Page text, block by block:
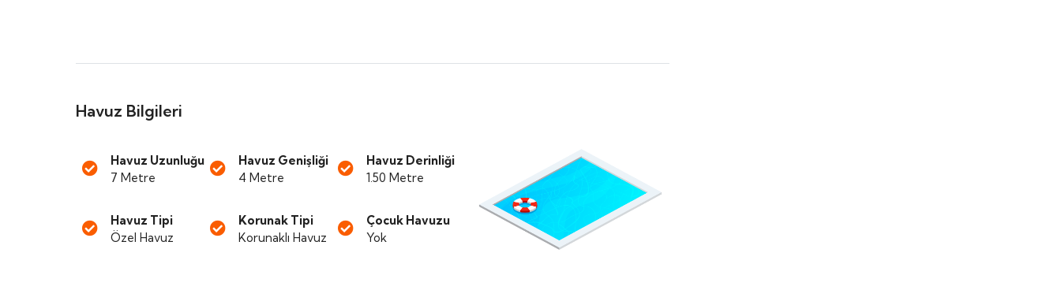
Havuz Bilgileri
Havuz Uzunluğu
7 Metre
Havuz Genişliği
4 Metre
Havuz Derinliği
1.50 Metre
Havuz Tipi
Özel Havuz
Korunak Tipi
Korunaklı Havuz
Çocuk Havuzu
Yok